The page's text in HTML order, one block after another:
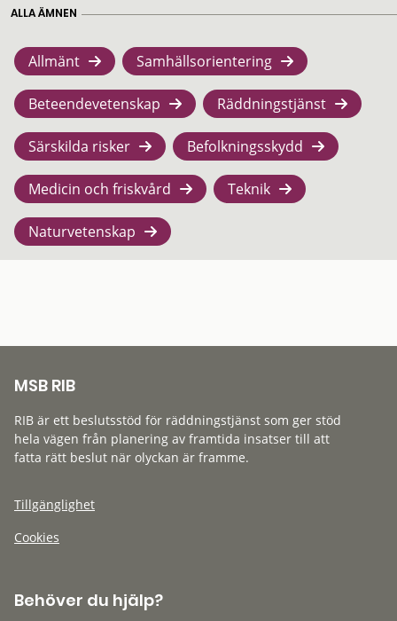
ALLA ÄMNEN
Allmänt Samhällsorientering
Beteendevetenskap Räddningstjänst
Särskilda risker Befolkningsskydd
Medicin och friskvård Teknik
Naturvetenskap
MSB RIB
RIB är ett beslutsstöd för räddningstjänst som ger stöd
hela vägen från planering av framtida insatser till att
fatta rätt beslut när olyckan är framme.
Tillgänglighet
Cookies
Behöver du hjälp?